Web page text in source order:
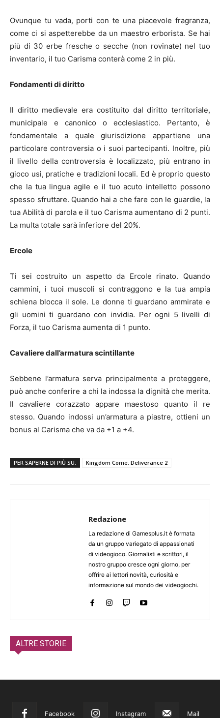
Ovunque tu vada, porti con te una piacevole fragranza,
come ci si aspetterebbe da un maestro erborista. Se hai
più di 30 erbe fresche o secche (non rovinate) nel tuo
inventario, il tuo Carisma conterà come 2 in più.
Fondamenti di diritto
Il diritto medievale era costituito dal diritto territoriale,
municipale e canonico o ecclesiastico. Pertanto, è
fondamentale a quale giurisdizione appartiene una
particolare controversia o i suoi partecipanti. Inoltre, più
il livello della controversia è localizzato, più entrano in
gioco usi, pratiche e tradizioni locali. Ed è proprio questo
che la tua lingua agile e il tuo acuto intelletto possono
spesso sfruttare. Quando hai a che fare con le guardie, la
tua Abilità di parola e il tuo Carisma aumentano di 2 punti.
La multa totale sarà inferiore del 20%.
Ercole
Ti sei costruito un aspetto da Ercole rinato. Quando
cammini, i tuoi muscoli si contraggono e la tua ampia
schiena blocca il sole. Le donne ti guardano ammirate e
gli uomini ti guardano con invidia. Per ogni 5 livelli di
Forza, il tuo Carisma aumenta di 1 punto.
Cavaliere dall’armatura scintillante
Sebbene l’armatura serva principalmente a proteggere,
può anche conferire a chi la indossa la dignità che merita.
Il cavaliere corazzato appare maestoso quanto il re
stesso. Quando indossi un’armatura a piastre, ottieni un
bonus al Carisma che va da +1 a +4.
PER SAPERNE DI PIÙ SU: Kingdom Come: Deliverance 2
Redazione
La redazione di Gamesplus.it è formata
da un gruppo variegato di appassionati
di videogioco. Giornalisti e scrittori, il
nostro gruppo cresce ogni giorno, per
offrire ai lettori novità, curiosità e
informazione sul mondo dei videogiochi.
ALTRE STORIE
Facebook Instagram Mail